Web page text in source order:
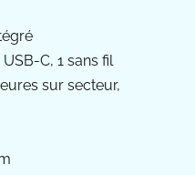
C, 1 sans fil
sur secteur,